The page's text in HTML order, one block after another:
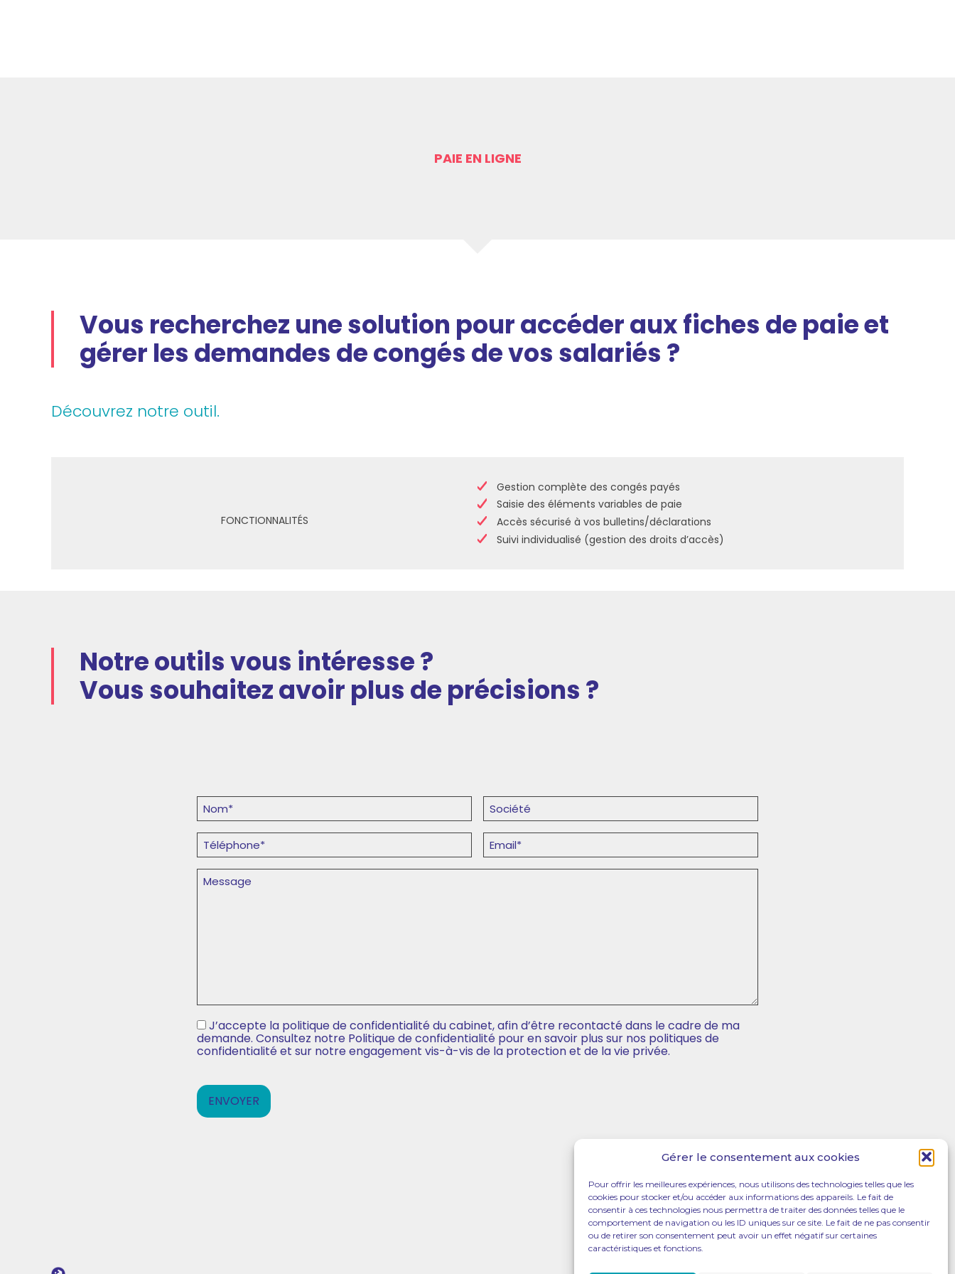
Gérer le consentement aux cookies
Pour offrir les meilleures expériences, nous utilisons des technologies telles que les
cookies pour stocker et/ou accéder aux informations des appareils. Le fait de
consentir à ces technologies nous permettra de traiter des données telles que le
comportement de navigation ou les ID uniques sur ce site. Le fait de ne pas consentir
ou de retirer son consentement peut avoir un effet négatif sur certaines
caractéristiques et fonctions.
PAIE EN LIGNE
Vous recherchez une solution pour accéder aux fiches de paie et
gérer les demandes de congés de vos salariés ?
Découvrez notre outil.
FONCTIONNALITÉS
Gestion complète des congés payés
Saisie des éléments variables de paie
Accès sécurisé à vos bulletins/déclarations
Suivi individualisé (gestion des droits d’accès)
Notre outils vous intéresse ?
Vous souhaitez avoir plus de précisions ?
Nom
Prénom
Société
(Nécessaire)
Téléphone
(Nécessaire)
E-
mail
Message
(Nécessaire)
J’accepte la politique de confidentialité du cabinet, afin d’être recontacté dans le cadre de ma
demande. Consultez notre Politique de confidentialité pour en savoir plus sur nos politiques de
confidentialité et sur notre engagement vis-à-vis de la protection et de la vie privée.